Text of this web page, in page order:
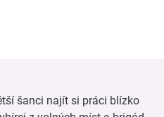
šanci najít si práci blízko